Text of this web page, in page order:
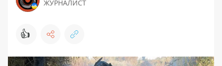
ЖУРНАЛИСТ
👍